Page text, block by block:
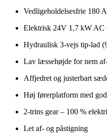
Vedligeholdelsesfrie 180
Elektrisk 24V 1,7 kW AC
Hydraulisk 3-vejs tip-lad
Lav læssehøjde for nem
Affjedret og justerbart
Høj førerplatform med
2-trins gear – 100 %
Let af- og påstigning